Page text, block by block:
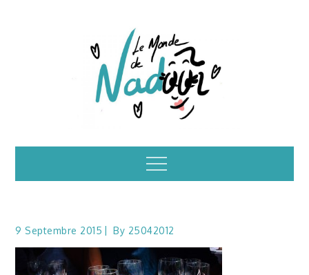
Illustrations – le
monde de Nadoo
Menu
9 Septembre 2015 By 25042012